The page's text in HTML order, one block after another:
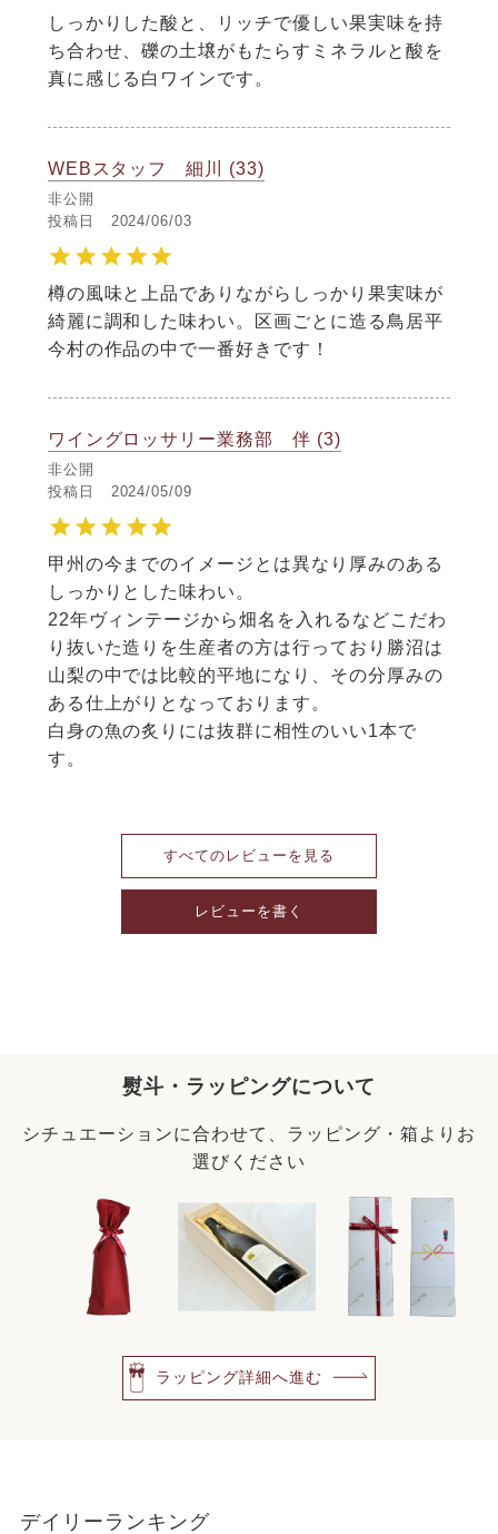
しっかりした酸と、リッチで優しい果実味を持
ち合わせ、礫の土壌がもたらすミネラルと酸を
真に感じる白ワインです。
WEBスタッフ 細川 33
非公開
投稿日
2024/06/03
樽の風味と上品でありながらしっかり果実味が
綺麗に調和した味わい。区画ごとに造る鳥居平
今村の作品の中で一番好きです！
ワイングロッサリー業務部 伴 3
非公開
投稿日
2024/05/09
甲州の今までのイメージとは異なり厚みのある
しっかりとした味わい。
22年ヴィンテージから畑名を入れるなどこだわ
り抜いた造りを生産者の方は行っており勝沼は
山梨の中では比較的平地になり、その分厚みの
ある仕上がりとなっております。
白身の魚の炙りには抜群に相性のいい1本で
す。
すべてのレビューを見る
レビューを書く
熨斗・ラッピングについて
シチュエーションに合わせて、ラッピング・箱よりお
選びください
ラッピング詳細へ進む
デイリーランキング